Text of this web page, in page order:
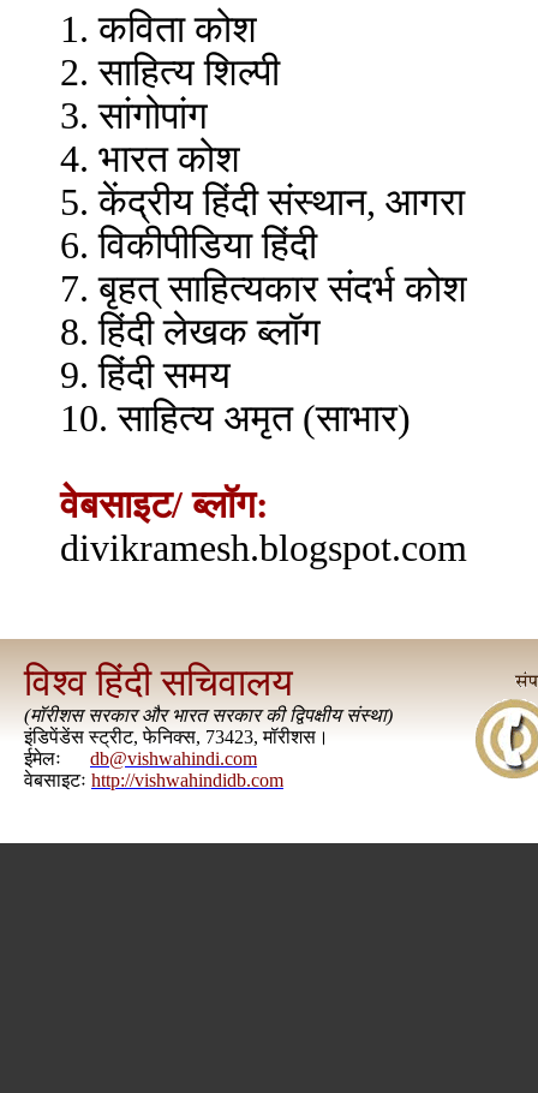
1. कविता कोश
2. साहित्य शिल्पी
3. सांगोपांग
4. भारत कोश
5. केंद्रीय हिंदी संस्थान, आगरा
6. विकीपीडिया हिंदी
7. बृहत् साहित्यकार संदर्भ कोश
8. हिंदी लेखक ब्लॉग
9. हिंदी समय
10. साहित्य अमृत (साभार)
वेबसाइट/ ब्लॉग:
divikramesh.blogspot.com
विश्व हिंदी सचिवालय
(मॉरीशस सरकार और भारत सरकार की द्विपक्षीय संस्था)
इंडिपेंडेंस स्ट्रीट, फेनिक्स, 73423, मॉरीशस।
ईमेलः
db@vishwahindi.com
वेबसाइटः http://vishwahindidb.com